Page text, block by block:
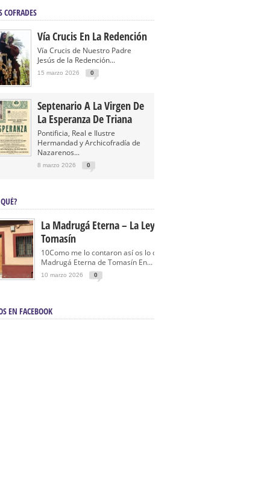
COFRADES
Vía Crucis En La Redención
Vía Crucis de Nuestro Padre
Jesús de la Redención...
15 marzo 2026 0
Septenario A La Virgen De
La Esperanza De Triana
Pontificia, Real e Ilustre
Hermandad y Archicofradía de
Nazarenos...
8 marzo 2026 0
La Madrugá Eterna – La Leyenda De
Tomasín
10Como me lo contaron así os lo cuento… La
Madrugá Eterna de Tomasín En...
10 marzo 2026 0
EN FACEBOOK